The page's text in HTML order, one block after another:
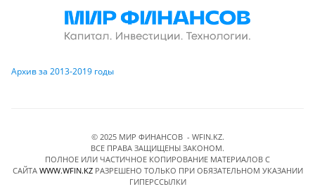
Архив за 2013-2019 годы
© 2025 МИР ФИНАНСОВ - WFIN.KZ.
ВСЕ ПРАВА ЗАЩИЩЕНЫ ЗАКОНОМ.
ПОЛНОЕ ИЛИ ЧАСТИЧНОЕ КОПИРОВАНИЕ МАТЕРИАЛОВ C
САЙТА WWW.WFIN.KZРАЗРЕШЕНО ТОЛЬКО ПРИ ОБЯЗАТЕЛЬНОМ УКАЗАНИИ
ГИПЕРССЫЛКИ